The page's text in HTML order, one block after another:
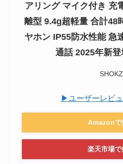
アリング マイク付き 充
離型 9.4g超軽量 合計48
ヤホン IP55防水性能 急
通話 2025年新
SHOKZ
▶ユーザーレビ
Amazonで
楽天市場で